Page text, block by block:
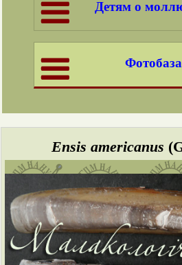
Детям о
Фотобаза
Ensis americanus